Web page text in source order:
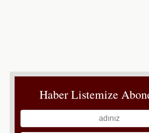
Haber Listemize